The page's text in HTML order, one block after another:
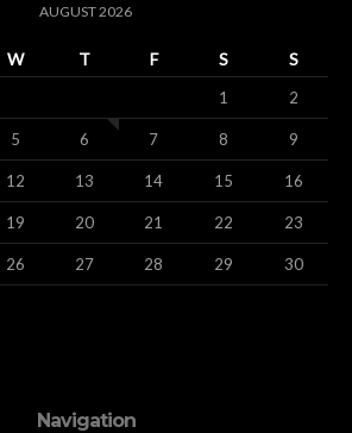
AUGUST 2026
W T F S S
1 2
5 6 7 8 9
12 13 14 15 16
19 20 21 22 23
26 27 28 29 30
Navigation